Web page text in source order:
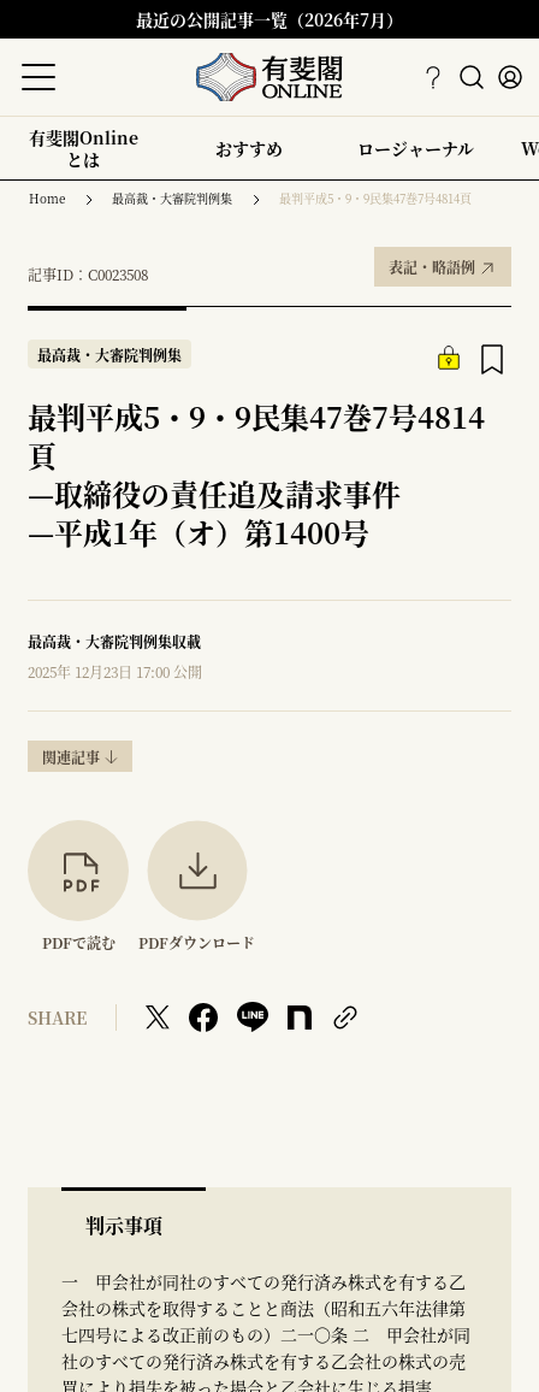
最近の公開記事一覧（2026年7月）
有斐閣Online
とは
おすすめ ロージャーナル
Home 最高裁・大審院判例集 最判平成5・9・9民集47巻7号4814頁
記事ID：C0023508 表記・略語例
最高裁・大審院判例集
最判平成5・9・9民集47巻7号4814
頁
—取締役の責任追及請求事件
—平成1年（オ）第1400号
最高裁・大審院判例集収載
2025年 12月23日 17:00 公開
関連記事
PDFで読む PDFダウンロード
SHARE
判示事項
一 甲会社が同社のすべての発行済み株式を有する乙
会社の株式を取得することと商法（昭和五六年法律第
七四号による改正前のもの）二一〇条 二 甲会社が同
社のすべての発行済み株式を有する乙会社の株式の売
買により損失を被った場合と乙会社に生じる損害